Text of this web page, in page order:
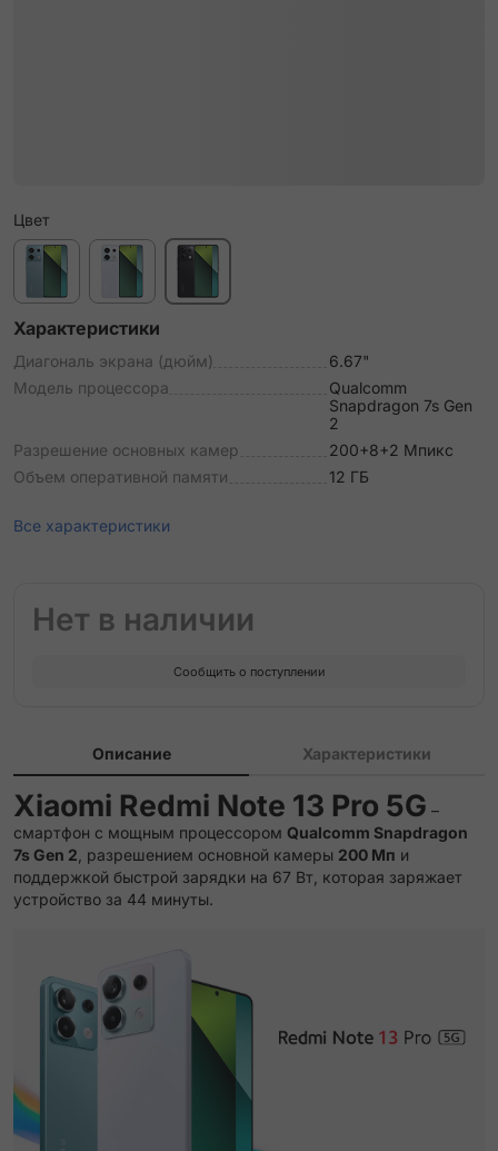
Цвет
Характеристики
Диагональ экрана (дюйм)
6.67"
Модель процессора
Qualcomm
Snapdragon 7s Gen
2
Разрешение основных камер
200+8+2 Мпикс
Объем оперативной памяти
12 ГБ
Все характеристики
Нет в наличии
Сообщить о поступлении
Описание Характеристики
Xiaomi Redmi Note 13 Pro 5G –
смартфон с мощным процессором Qualcomm Snapdragon
7s Gen 2 , разрешением основной камеры 200 Мп и
поддержкой быстрой зарядки на 67 Вт, которая заряжает
устройство за 44 минуты.